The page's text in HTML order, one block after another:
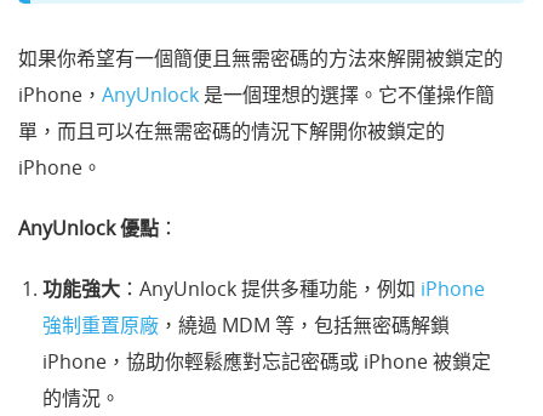
如果你希望有一個簡便且無需密碼的方法來解開被鎖定的
iPhone， AnyUnlock 是一個理想的選擇。它不僅操作簡
單，而且可以在無需密碼的情況下解開你被鎖定的
iPhone。
AnyUnlock 優點 ：
功能強大 ：AnyUnlock 提供多種功能， 例如 iPhone
強制重置原廠 ，繞過 MDM 等， 包括無密碼解鎖
iPhone，協助你輕鬆應對忘記密碼或 iPhone 被鎖定
的情況。